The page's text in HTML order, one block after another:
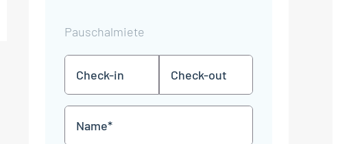
Pauschalmiete
in
TT
Punkt
MM
JJJJ
TT
Punkt
MM